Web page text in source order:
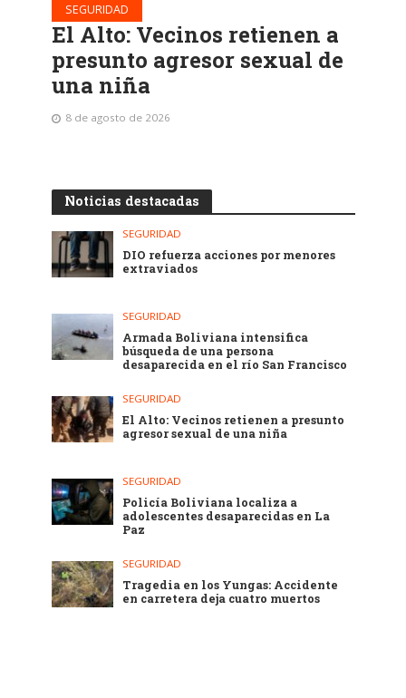
SEGURIDAD
El Alto: Vecinos retienen a
presunto agresor sexual de
una niña
8 de agosto de 2026
Noticias destacadas
SEGURIDAD
DIO refuerza acciones por menores
extraviados
SEGURIDAD
Armada Boliviana intensifica
búsqueda de una persona
desaparecida en el río San Francisco
SEGURIDAD
El Alto: Vecinos retienen a presunto
agresor sexual de una niña
SEGURIDAD
Policía Boliviana localiza a
adolescentes desaparecidas en La
Paz
SEGURIDAD
Tragedia en los Yungas: Accidente
en carretera deja cuatro muertos